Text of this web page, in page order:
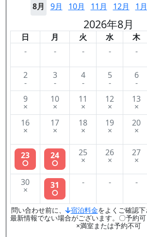
8月 9月 10月 11月 12月 1月
2026年8月
日 月 火 水 木
-
- - - -
2
-
3
-
4
-
5
-
6
-
9
×
10
×
11
×
12
×
13
×
16
×
17
×
18
×
19
×
20
×
23
○
24
○
25
×
26
×
27
×
30
× 31
○
- - -
問い合わせ前に、 宿泊料金をよくご確認下
最新情報でない場合がございます。〇予約
×満室または予約不可